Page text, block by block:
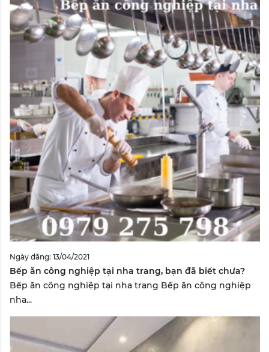
Ngày đăng: 13/04/2021
Bếp ăn công nghiệp tại nha trang, bạn đã biết chưa?
Bếp ăn công nghiệp tại nha trang Bếp ăn công nghiệp
nha...